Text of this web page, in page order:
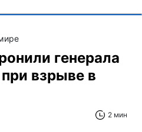
генерала
взрыве в
2 мин